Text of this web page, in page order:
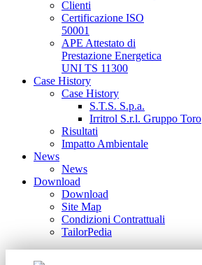
Clienti
Certificazione ISO
50001
APE Attestato di
Prestazione Energetica
UNI TS 11300
Case History
Case History
S.T.S. S.p.a.
Irritrol S.r.l. Gruppo Toro
Risultati
Impatto Ambientale
News
News
Download
Download
Site Map
Condizioni Contrattuali
TailorPedia